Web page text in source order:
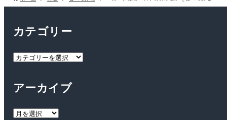
カテゴリー
カ
リ
アーカイブ
ア